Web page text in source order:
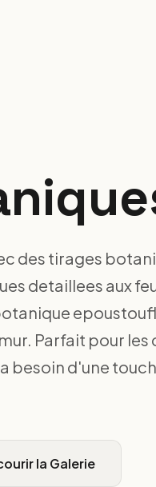
des tirages
detaillees aux
Parfait pour les
besoin d'une
la Galerie